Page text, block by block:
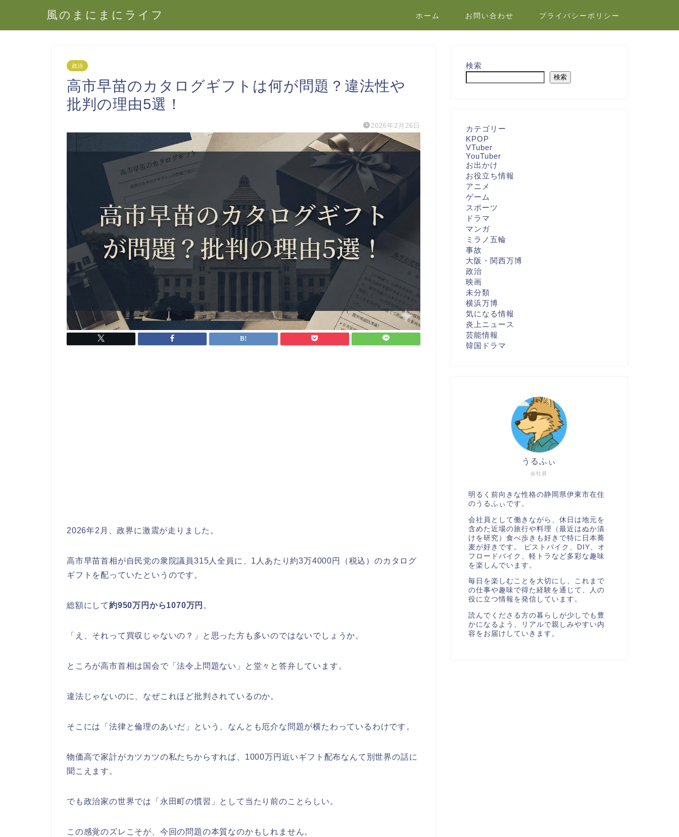
風のまにまにライフ ホーム お問い合わせ プライバシーポリシー
政治
高市早苗のカタログギフトは何が問題？違法性や
批判の理由5選！
2026年2月26日
2026年2月、政界に激震が走りました。
高市早苗首相が自民党の衆院議員315人全員に、1人あたり約3万4000円（税込）のカタログ
ギフトを配っていたというのです。
総額にして約950万円から1070万円 。
「え、それって買収じゃないの？」と思った方も多いのではないでしょうか。
ところが高市首相は国会で「法令上問題ない」と堂々と答弁しています。
違法じゃないのに、なぜこれほど批判されているのか。
そこには「法律と倫理のあいだ」という、なんとも厄介な問題が横たわっているわけです。
物価高で家計がカツカツの私たちからすれば、1000万円近いギフト配布なんて別世界の話に
聞こえます。
でも政治家の世界では「永田町の慣習」として当たり前のことらしい。
この感覚のズレこそが、今回の問題の本質なのかもしれません。
検索
検索
カテゴリー
KPOP
VTuber
YouTuber
お出かけ
お役立ち情報
アニメ
ゲーム
スポーツ
ドラマ
マンガ
ミラノ五輪
事故
大阪・関西万博
政治
映画
未分類
横浜万博
気になる情報
炎上ニュース
芸能情報
韓国ドラマ
会社員
うるふぃ
明るく前向きな性格の静岡県伊東市在住
のうるふぃです。
会社員として働きながら、休日は地元を
含めた近場の旅行や料理（最近はぬか漬
けを研究）食べ歩きも好きで特に日本蕎
麦が好きです。 ピストバイク、DIY、オ
フロードバイク、軽トラなど多彩な趣味
を楽しんでいます。
毎日を楽しむことを大切にし、これまで
の仕事や趣味で得た経験を通じて、人の
役に立つ情報を発信しています。
読んでくださる方の暮らしが少しでも豊
かになるよう、リアルで親しみやすい内
容をお届けしていきます。